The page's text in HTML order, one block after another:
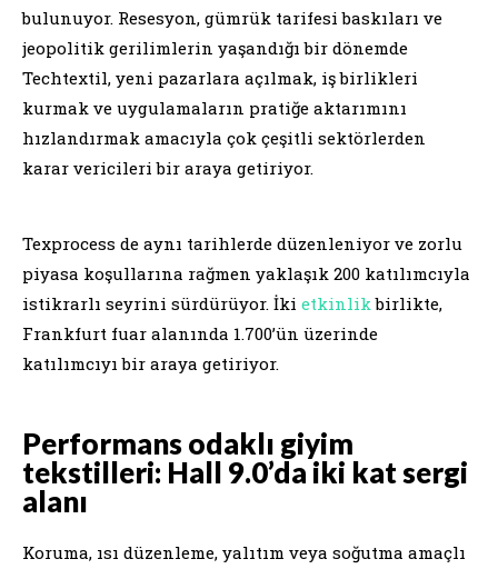
bulunuyor. Resesyon, gümrük tarifesi baskıları ve
jeopolitik gerilimlerin yaşandığı bir dönemde
Techtextil, yeni pazarlara açılmak, iş birlikleri
kurmak ve uygulamaların pratiğe aktarımını
hızlandırmak amacıyla çok çeşitli sektörlerden
karar vericileri bir araya getiriyor.
Texprocess de aynı tarihlerde düzenleniyor ve zorlu
piyasa koşullarına rağmen yaklaşık 200 katılımcıyla
istikrarlı seyrini sürdürüyor. İki etkinlik birlikte,
Frankfurt fuar alanında 1.700’ün üzerinde
katılımcıyı bir araya getiriyor.
Performans odaklı giyim
tekstilleri: Hall 9.0’da iki kat sergi
alanı
Koruma, ısı düzenleme, yalıtım veya soğutma amaçlı